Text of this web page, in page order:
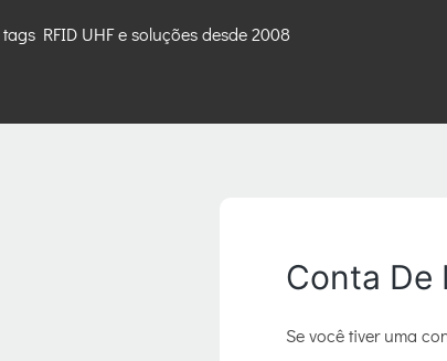
RFID UHF e soluções desde 2008
Conta De
Se você tiver uma